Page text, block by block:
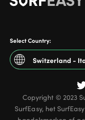
Select Country:
Switzerland -
Australia
Copyright © 2023
SurfEasy, het